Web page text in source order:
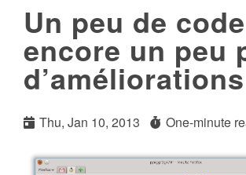
Un peu de
encore un peu
d’améliorations
Thu, Jan 10, 2013 One-minute